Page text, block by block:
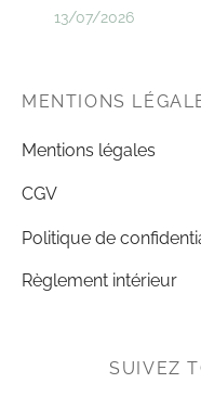
13/07/2026
MENTIONS
Mentions légales
CGV
Politique de
Règlement intérieur
SUIVEZ